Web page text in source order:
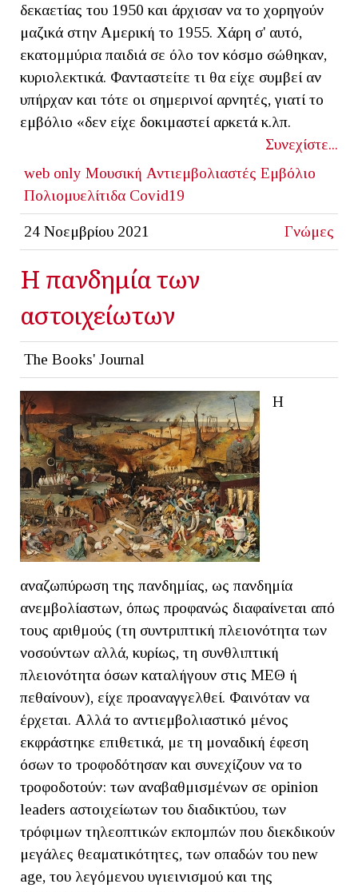
δεκαετίας του 1950 και άρχισαν να το χορηγούν
μαζικά στην Αμερική το 1955. Χάρη σ' αυτό,
εκατομμύρια παιδιά σε όλο τον κόσμο σώθηκαν,
κυριολεκτικά. Φανταστείτε τι θα είχε συμβεί αν
υπήρχαν και τότε οι σημερινοί αρνητές, γιατί το
εμβόλιο «δεν είχε δοκιμαστεί αρκετά κ.λπ.
Συνεχίστε...
web only Μουσική Αντιεμβολιαστές Εμβόλιο
Πολιομυελίτιδα Covid19
24 Νοεμβρίου 2021 Γνώμες
Η πανδημία των
αστοιχείωτων
The Books' Journal
Η
αναζωπύρωση της πανδημίας, ως πανδημία
ανεμβολίαστων, όπως προφανώς διαφαίνεται από
τους αριθμούς (τη συντριπτική πλειονότητα των
νοσούντων αλλά, κυρίως, τη συνθλιπτική
πλειονότητα όσων καταλήγουν στις ΜΕΘ ή
πεθαίνουν), είχε προαναγγελθεί. Φαινόταν να
έρχεται. Αλλά το αντιεμβολιαστικό μένος
εκφράστηκε επιθετικά, με τη μοναδική έφεση
όσων το τροφοδότησαν και συνεχίζουν να το
τροφοδοτούν: των αναβαθμισμένων σε opinion
leaders αστοιχείωτων του διαδικτύου, των
τρόφιμων τηλεοπτικών εκπομπών που διεκδικούν
μεγάλες θεαματικότητες, των οπαδών του new
age, του λεγόμενου υγιεινισμού και της